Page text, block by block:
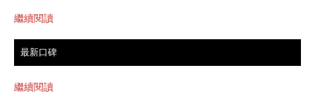
繼續閱讀
最新口碑
繼續閱讀